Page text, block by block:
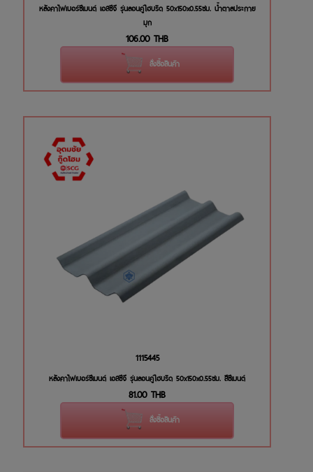
หลังคาไฟเบอร์ซีเมนต์ เอสซีจี รุ่นลอนคู่ไฮบริด 50x150x0.55ซม. น้ำตาลประกาย
มุก
106.00 THB
สั่งซื้อสินค้า
1115445
หลังคาไฟเบอร์ซีเมนต์ เอสซีจี รุ่นลอนคู่ไฮบริด 50x150x0.55ซม. สีซีเมนต์
81.00 THB
สั่งซื้อสินค้า